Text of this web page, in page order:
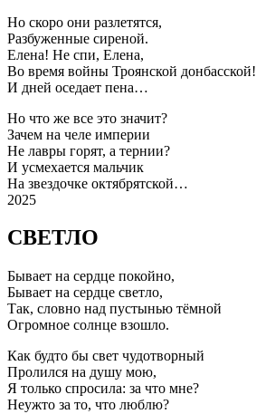
Но скоро они разлетятся,
Разбуженные сиреной.
Елена! Не спи, Елена,
Во время войны Троянской донбасской!
И дней оседает пена…
Но что же все это значит?
Зачем на челе империи
Не лавры горят, а тернии?
И усмехается мальчик
На звездочке октябрятской…
2025
СВЕТЛО
Бывает на сердце покойно,
Бывает на сердце светло,
Так, словно над пустынью тёмной
Огромное солнце взошло.
Как будто бы свет чудотворный
Пролился на душу мою,
Я только спросила: за что мне?
Неужто за то, что люблю?